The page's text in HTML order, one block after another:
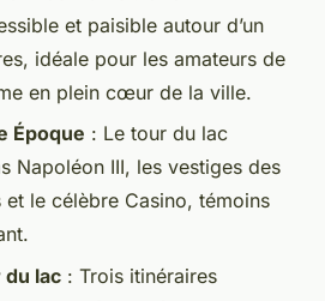
et paisible autour d’un
idéale pour les amateurs de
en plein cœur de la ville.
Époque : Le tour du lac
Napoléon III, les vestiges des
et le célèbre Casino, témoins
lac : Trois itinéraires